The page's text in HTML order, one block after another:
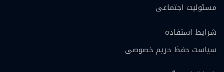
مسئولیت اجتماعی
شرایط استفاده
سیاست حفظ حریم خصوصی